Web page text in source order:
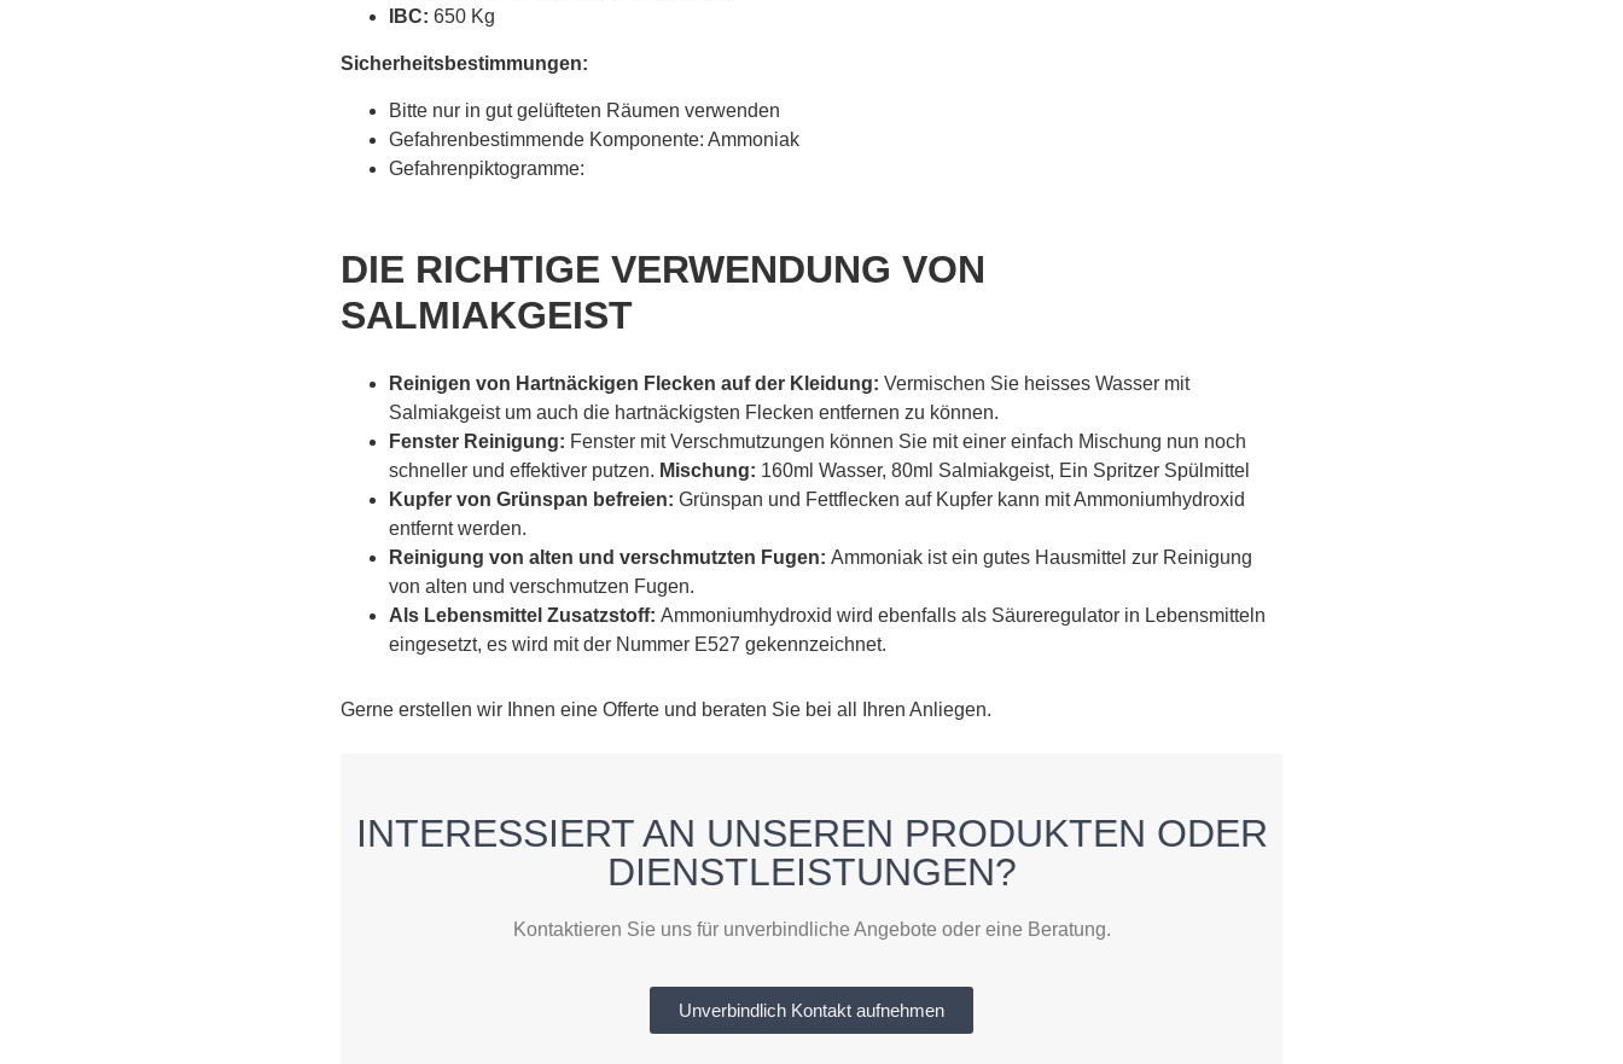
IBC: 650 Kg
Sicherheitsbestimmungen:
Bitte nur in gut gelüfteten Räumen verwenden
Gefahrenbestimmende Komponente: Ammoniak
Gefahrenpiktogramme:
DIE RICHTIGE VERWENDUNG VON
SALMIAKGEIST
Reinigen von Hartnäckigen Flecken auf der Kleidung: Vermischen Sie heisses Wasser mit
Salmiakgeist um auch die hartnäckigsten Flecken entfernen zu können.
Fenster Reinigung: Fenster mit Verschmutzungen können Sie mit einer einfach Mischung nun noch
schneller und effektiver putzen. Mischung: 160ml Wasser, 80ml Salmiakgeist, Ein Spritzer Spülmittel
Kupfer von Grünspan befreien: Grünspan und Fettflecken auf Kupfer kann mit Ammoniumhydroxid
entfernt werden.
Reinigung von alten und verschmutzten Fugen: Ammoniak ist ein gutes Hausmittel zur Reinigung
von alten und verschmutzen Fugen.
Als Lebensmittel Zusatzstoff: Ammoniumhydroxid wird ebenfalls als Säureregulator in Lebensmitteln
eingesetzt, es wird mit der Nummer E527 gekennzeichnet.
Gerne erstellen wir Ihnen eine Offerte und beraten Sie bei all Ihren Anliegen.
INTERESSIERT AN UNSEREN PRODUKTEN ODER
DIENSTLEISTUNGEN?
Kontaktieren Sie uns für unverbindliche Angebote oder eine Beratung.
Unverbindlich Kontakt aufnehmen